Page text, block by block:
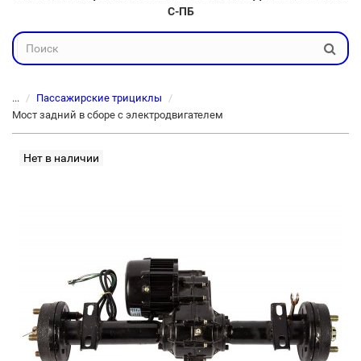
С-ПБ
...
Пассажирские трициклы
Мост задний в сборе с электродвигателем
Нет в наличии